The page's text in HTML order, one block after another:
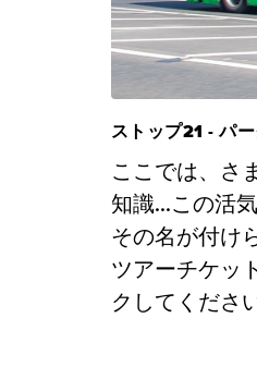
ストップ21 - パ
ここでは、さ
知識...この活
その名が付け
ツアーチケッ
クしてくださ